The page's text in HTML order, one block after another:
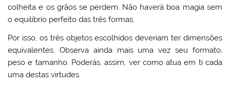
colheita e os grãos se perdem. Não haverá boa magia sem
o equilíbrio perfeito das três formas.
Por isso, os três objetos escolhidos deveriam ter dimensões
equivalentes. Observa ainda mais uma vez seu formato,
peso e tamanho. Poderás, assim, ver como atua em ti cada
uma destas virtudes.